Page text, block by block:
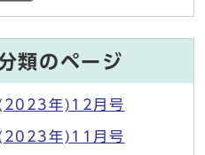
類のページ
年)12月号
年)11月号